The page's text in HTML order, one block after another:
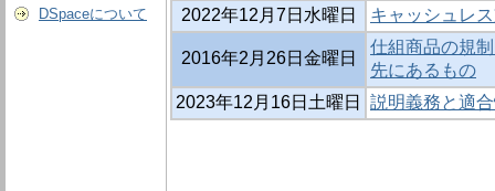
DSpaceについて
2022年12月7日水曜日
キャッシュレ
2016年2月26日金曜日
仕組商品の規
先にあるもの
2023年12月16日土曜日
説明義務と適